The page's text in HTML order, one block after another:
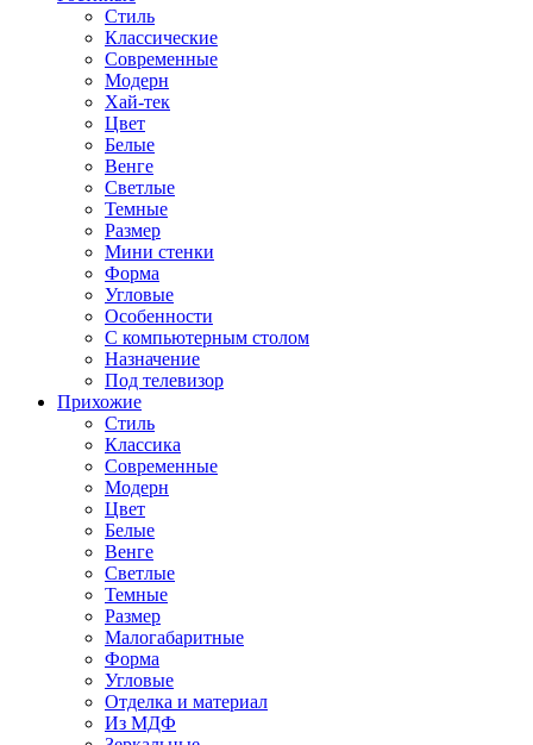
Стиль
Классические
Современные
Модерн
Хай-тек
Цвет
Белые
Венге
Светлые
Темные
Размер
Мини стенки
Форма
Угловые
Особенности
С компьютерным столом
Назначение
Под телевизор
Прихожие
Стиль
Классика
Современные
Модерн
Цвет
Белые
Венге
Светлые
Темные
Размер
Малогабаритные
Форма
Угловые
Отделка и материал
Из МДФ